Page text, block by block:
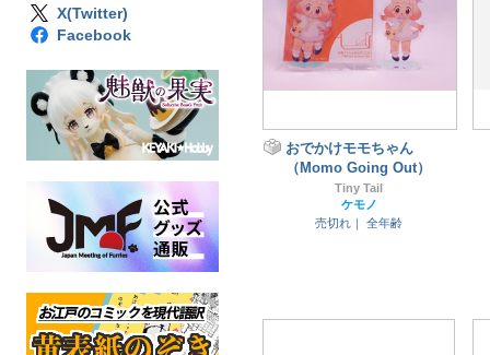
X(Twitter)
Facebook
おでかけモモちゃん
（Momo Going Out）
Tiny Tail
ケモノ
売切れ｜
全年齢